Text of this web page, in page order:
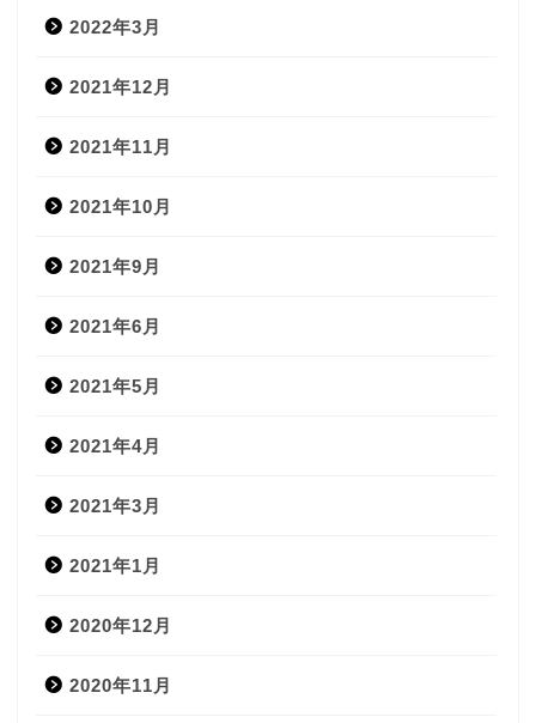
2022年3月
2021年12月
2021年11月
2021年10月
2021年9月
2021年6月
2021年5月
2021年4月
2021年3月
2021年1月
2020年12月
2020年11月